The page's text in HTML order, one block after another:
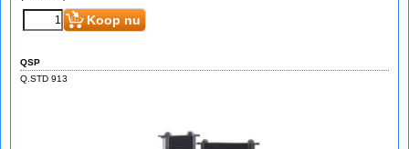
Koop nu
QSP
Q.STD 913